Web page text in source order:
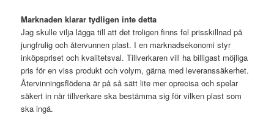
Marknaden klarar tydligen inte detta
Jag skulle vilja lägga till att det troligen finns fel prisskillnad på
jungfrulig och återvunnen plast. I en marknadsekonomi styr
inköpspriset och kvalitetsval. Tillverkaren vill ha billigast möjliga
pris för en viss produkt och volym, gärna med leveranssäkerhet.
Återvinningsflödena är på så sätt lite mer oprecisa och spelar
säkert in när tillverkare ska bestämma sig för vilken plast som
ska ingå.